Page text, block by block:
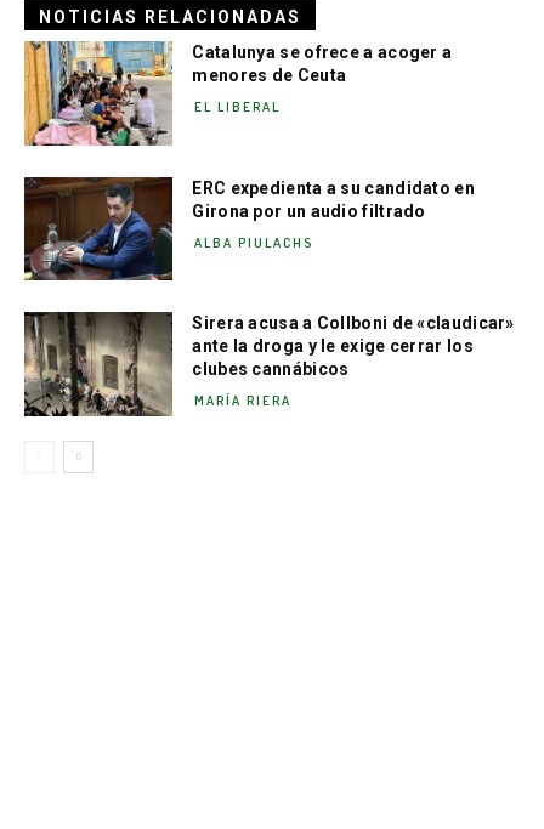
NOTICIAS RELACIONADAS
Catalunya se ofrece a acoger a
menores de Ceuta
EL LIBERAL
ERC expedienta a su candidato en
Girona por un audio filtrado
ALBA PIULACHS
Sirera acusa a Collboni de «claudicar»
ante la droga y le exige cerrar los
clubes cannábicos
MARÍA RIERA